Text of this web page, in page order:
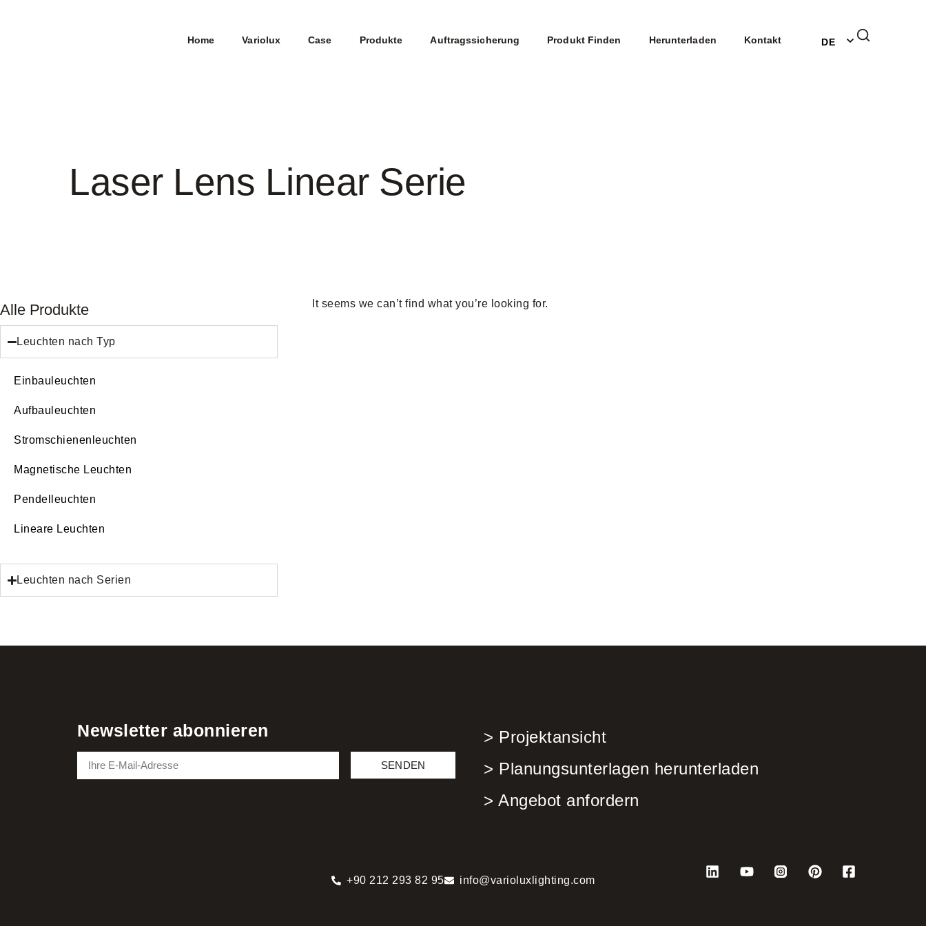
Home Variolux Case Produkte Auftragssicherung Produkt Finden Herunterladen Kontakt DE
NL
Laser Lens Linear Serie
Alle Produkte
Leuchten nach Typ
Einbauleuchten
Aufbauleuchten
Stromschienenleuchten
Magnetische Leuchten
Pendelleuchten
Lineare Leuchten
Leuchten nach Serien
It seems we can’t find what you’re looking for.
Newsletter abonnieren
SENDEN
> Projektansicht
> Planungsunterlagen herunterladen
> Angebot anfordern
+90 212 293 82 95 info@varioluxlighting.com